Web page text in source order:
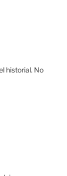
historial. No